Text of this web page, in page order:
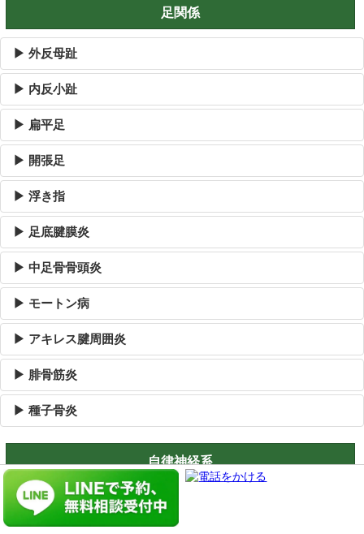
足関係
▶ 外反母趾
▶ 内反小趾
▶ 扁平足
▶ 開張足
▶ 浮き指
▶ 足底腱膜炎
▶ 中足骨骨頭炎
▶ モートン病
▶ アキレス腱周囲炎
▶ 腓骨筋炎
▶ 種子骨炎
自律神経系
▶ 顎関節症